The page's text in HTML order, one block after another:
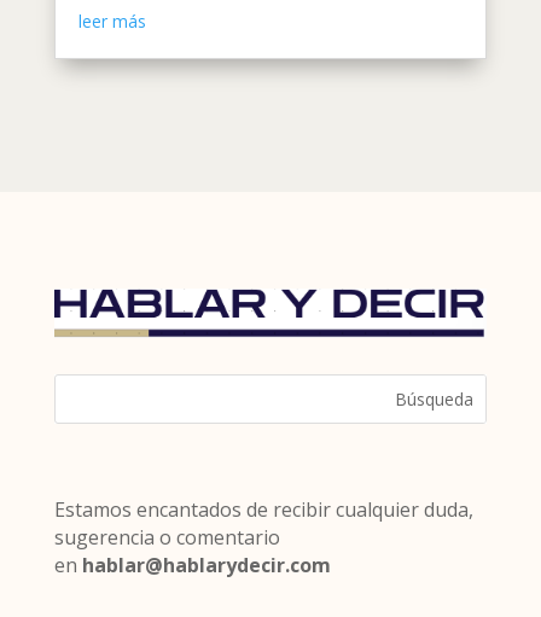
leer más
Estamos encantados de recibir cualquier duda,
sugerencia o comentario
en hablar@hablarydecir.com